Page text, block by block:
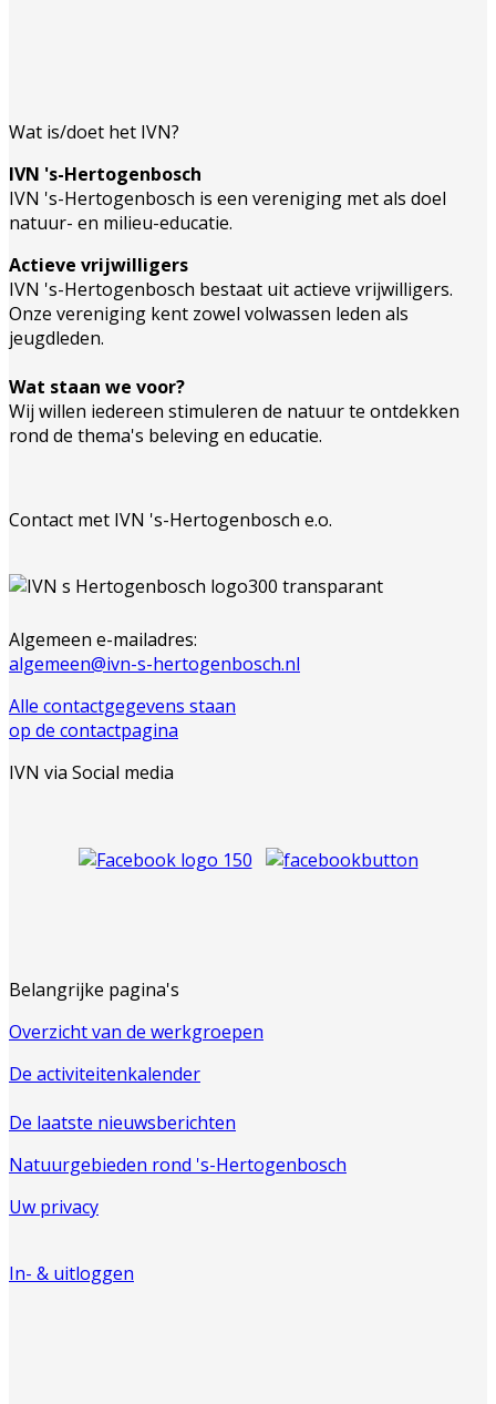
Wat is/doet het IVN?
IVN 's-Hertogenbosch
IVN 's-Hertogenbosch is een vereniging met als doel
natuur- en milieu-educatie.
Actieve vrijwilligers
IVN 's-Hertogenbosch bestaat uit actieve vrijwilligers.
Onze vereniging kent zowel volwassen leden als
jeugdleden.
Wat staan we voor?
Wij willen iedereen stimuleren de natuur te ontdekken
rond de thema's beleving en educatie.
Contact met IVN 's-Hertogenbosch e.o.
Algemeen e-mailadres:
algemeen@ivn-s-hertogenbosch.nl
Alle contactgegevens staan
op de contactpagina
IVN via Social media
Belangrijke pagina's
Overzicht van de werkgroepen
De activiteitenkalender
De laatste nieuwsberichten
Natuurgebieden rond 's-Hertogenbosch
Uw privacy
In- & uitloggen